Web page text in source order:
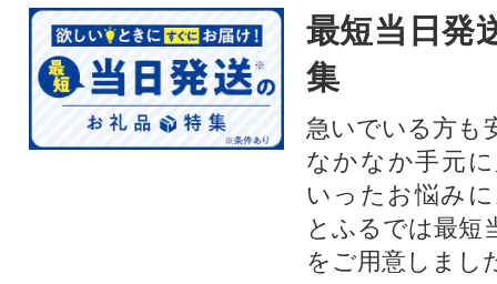
最短当日発
集
急いでいる方も
なかなか手元
いったお悩み
とふるでは最短
をご用意しまし